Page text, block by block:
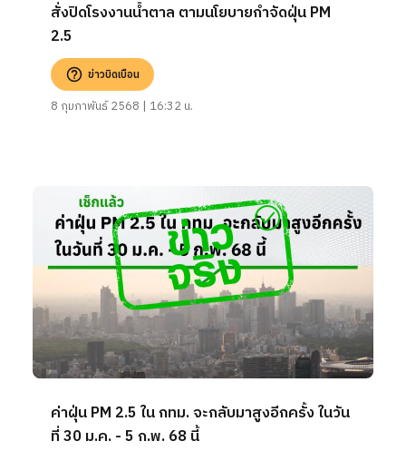
สั่งปิดโรงงานน้ำตาล ตามนโยบายกำจัดฝุ่น PM
2.5
ข่าวบิดเบือน
8 กุมภาพันธ์ 2568 | 16:32 น.
ค่าฝุ่น PM 2.5 ใน กทม. จะกลับมาสูงอีกครั้ง ในวัน
ที่ 30 ม.ค. - 5 ก.พ. 68 นี้